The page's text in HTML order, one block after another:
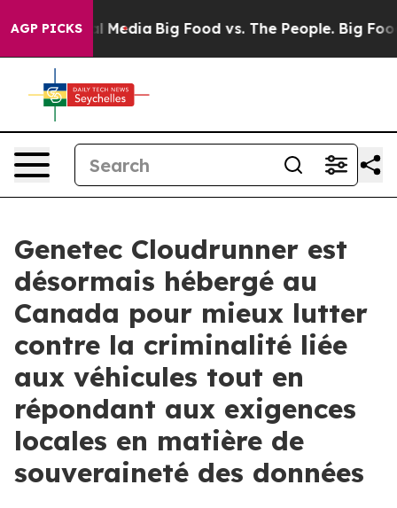
AGP PICKS
Social Media Big Food vs. The People. Big Food’s
Genetec Cloudrunner est
désormais hébergé au
Canada pour mieux lutter
contre la criminalité liée
aux véhicules tout en
répondant aux exigences
locales en matière de
souveraineté des données